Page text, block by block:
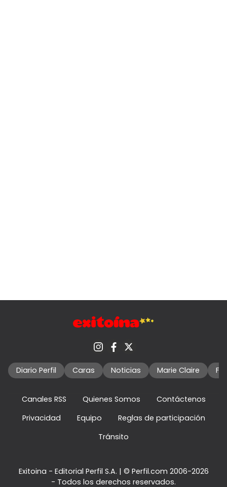
Diario Perfil Caras Noticias Marie Claire
Canales RSS Quienes Somos
Contáctenos
Privacidad
Equipo
Reglas de participación
Tránsito
Exitoina - Editorial Perfil S.A. | © Perfil.com 2006-2026
- Todos los derechos reservados.